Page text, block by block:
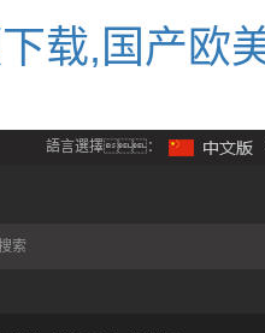
载,国产欧
語言選擇：